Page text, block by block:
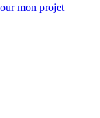
mon projet